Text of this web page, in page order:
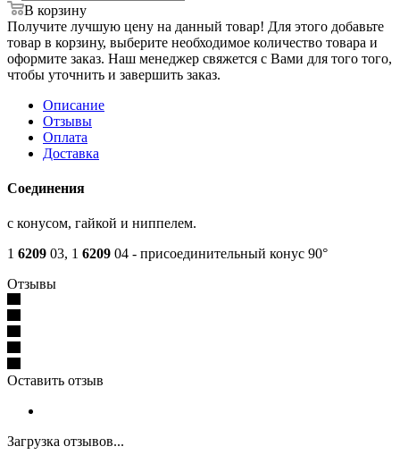
В корзину
Получите лучшую цену на данный товар! Для этого добавьте
товар в корзину, выберите необходимое количество товара и
оформите заказ. Наш менеджер свяжется с Вами для того того,
чтобы уточнить и завершить заказ.
Описание
Отзывы
Оплата
Доставка
Соединения
с конусом, гайкой и ниппелем.
1 6209 03, 1 6209 04 - присоединительный конус 90°
Отзывы
Оставить отзыв
Загрузка отзывов...